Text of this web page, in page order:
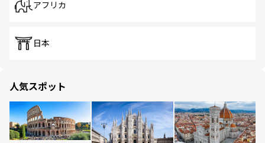
アフリカ
日本
人気スポット